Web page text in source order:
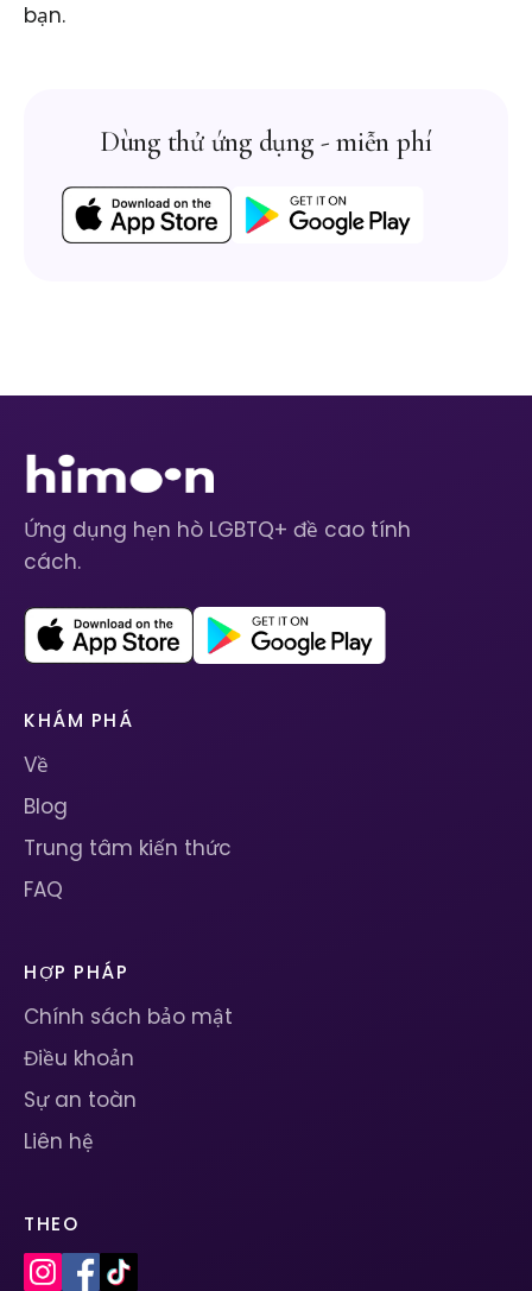
bạn.
Dùng thử ứng dụng - miễn phí
Ứng dụng hẹn hò LGBTQ+ đề cao tính
cách.
KHÁM PHÁ
Về
Blog
Trung tâm kiến ​​thức
FAQ
HỢP PHÁP
Chính sách bảo mật
Điều khoản
Sự an toàn
Liên hệ
THEO